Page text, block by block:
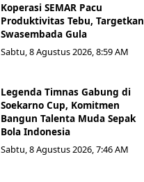
Koperasi SEMAR Pacu
Produktivitas Tebu, Targetkan
Swasembada Gula
Sabtu, 8 Agustus 2026, 8:59 AM
Legenda Timnas Gabung di
Soekarno Cup, Komitmen
Bangun Talenta Muda Sepak
Bola Indonesia
Sabtu, 8 Agustus 2026, 7:46 AM